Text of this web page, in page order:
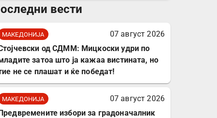
комплет за заштита на
вести
МАКЕДОНИЈА
07 август 2026
од СДММ: Мицкоски удри по
затоа што ја кажаа вистината, но
не се плашат и ќе победат!
МАКЕДОНИЈА
07 август 2026
избори за градоначалник